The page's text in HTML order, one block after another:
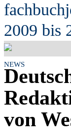
fachb
2009 bis
NEWS
von